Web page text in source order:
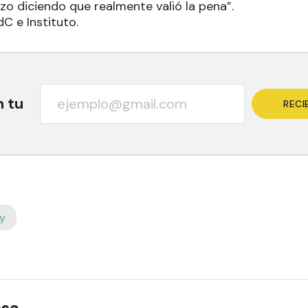
diciendo que realmente valió la pena”.
e Instituto.
tu